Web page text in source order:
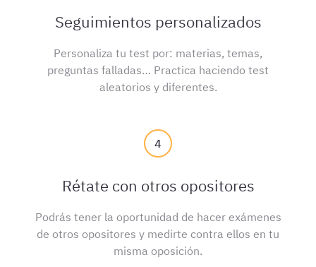
Seguimientos personalizados
Personaliza tu test por: materias, temas,
preguntas falladas… Practica haciendo test
aleatorios y diferentes.
4
Rétate con otros opositores
Podrás tener la oportunidad de hacer exámenes
de otros opositores y medirte contra ellos en tu
misma oposición.